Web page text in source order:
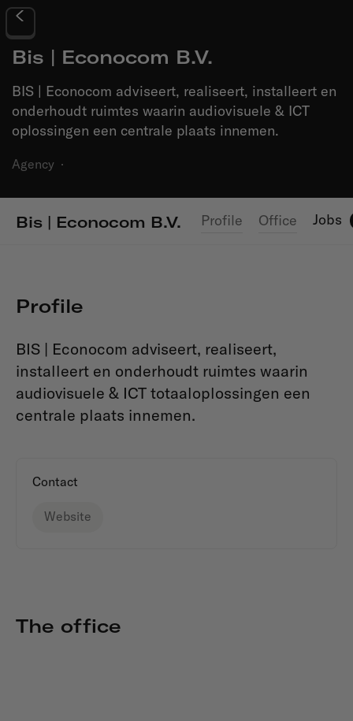
Bis | Econocom B.V.
BIS | Econocom adviseert, realiseert, installeert en
onderhoudt ruimtes waarin audiovisuele & ICT
oplossingen een centrale plaats innemen.
Agency ·
Bis | Econocom B.V. Profile Office Jobs
Profile
BIS | Econocom adviseert, realiseert,
installeert en onderhoudt ruimtes waarin
audiovisuele & ICT totaaloplossingen een
centrale plaats innemen.
Contact
Website
The office